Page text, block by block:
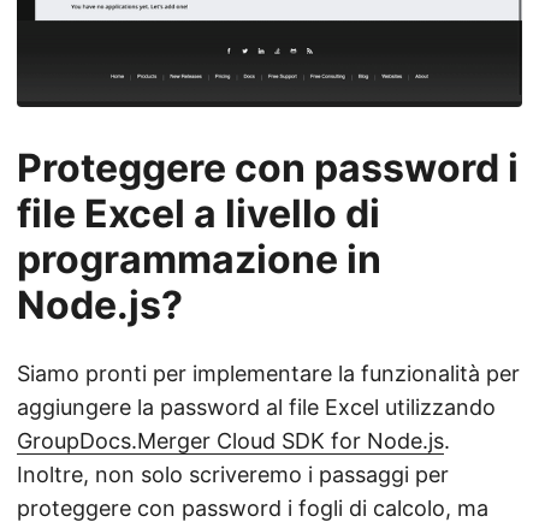
Proteggere con password i
file Excel a livello di
programmazione in
Node.js?
Siamo pronti per implementare la funzionalità per
aggiungere la password al file Excel utilizzando
GroupDocs.Merger Cloud SDK for Node.js.
Inoltre, non solo scriveremo i passaggi per
proteggere con password i fogli di calcolo, ma